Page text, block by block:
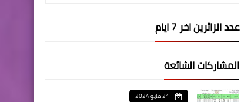
عدد الزائرين اخر 7 ايام
المشاركات الشائعة
21 مايو 2024